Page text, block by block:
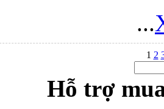
...
1 2
Hỗ trợ